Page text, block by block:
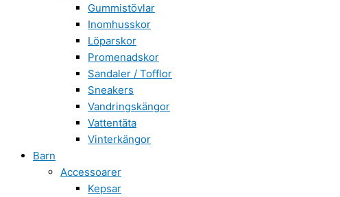
Gummistövlar
Inomhusskor
Löparskor
Promenadskor
Sandaler / Tofflor
Sneakers
Vandringskängor
Vattentäta
Vinterkängor
Barn
Accessoarer
Kepsar